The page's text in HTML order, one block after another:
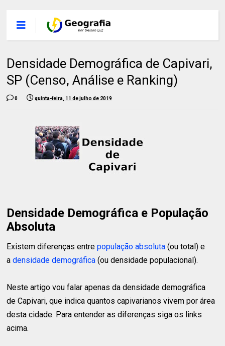
Densidade Demográfica de Capivari,
SP (Censo, Análise e Ranking)
0 quinta-feira, 11 de julho de 2019
Densidade Demográfica e População
Absoluta
Existem diferenças entrepopulação absoluta (ou total) e
adensidade demográfica (ou densidade populacional).
Neste artigo vou falar apenas da densidade demográfica
de Capivari, que indica quantos capivarianos vivem por área
desta cidade. Para entender as diferenças siga os links
acima.